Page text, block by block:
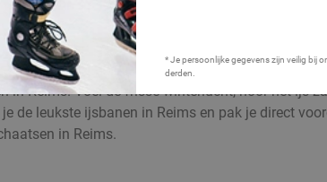
* Je persoonlijke gegevens zijn veilig bij
derden.
in Reims. Voel de frisse winterlucht, hoor het ijs
de leukste ijsbanen in Reims en pak je direct
in Reims.